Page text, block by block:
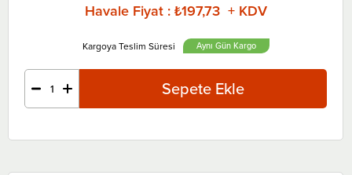
Havale Fiyat : ₺197,73 + KDV
Aynı Gün